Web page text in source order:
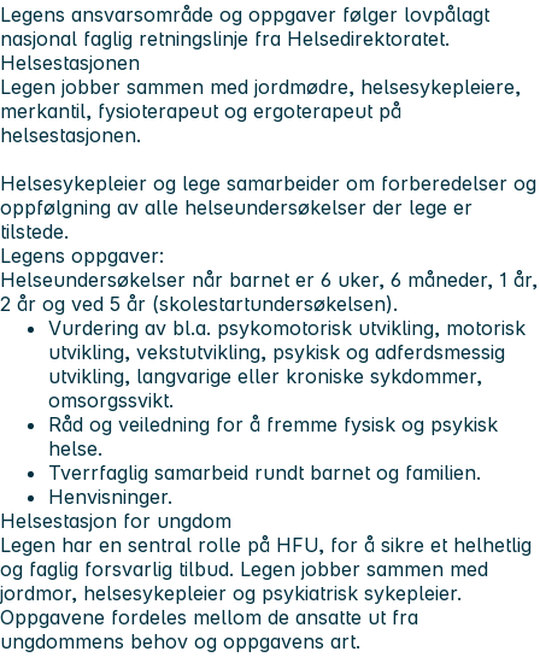
Legens ansvarsområde og oppgaver følger lovpålagt
nasjonal faglig retningslinje fra Helsedirektoratet.
Helsestasjonen
Legen jobber sammen med jordmødre, helsesykepleiere,
merkantil, fysioterapeut og ergoterapeut på
helsestasjonen.
Helsesykepleier og lege samarbeider om forberedelser og
oppfølgning av alle helseundersøkelser der lege er
tilstede.
Legens oppgaver:
Helseundersøkelser når barnet er 6 uker, 6 måneder, 1 år,
2 år og ved 5 år (skolestartundersøkelsen).
Vurdering av bl.a. psykomotorisk utvikling, motorisk
utvikling, vekstutvikling, psykisk og adferdsmessig
utvikling, langvarige eller kroniske sykdommer,
omsorgssvikt.
Råd og veiledning for å fremme fysisk og psykisk
helse.
Tverrfaglig samarbeid rundt barnet og familien.
Henvisninger.
Helsestasjon for ungdom
Legen har en sentral rolle på HFU, for å sikre et helhetlig
og faglig forsvarlig tilbud. Legen jobber sammen med
jordmor, helsesykepleier og psykiatrisk sykepleier.
Oppgavene fordeles mellom de ansatte ut fra
ungdommens behov og oppgavens art.